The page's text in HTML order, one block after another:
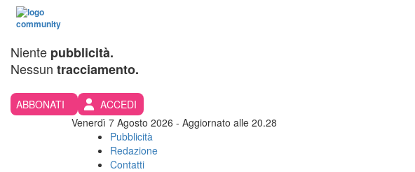
Niente pubblicità.
Nessun tracciamento.
ABBONATI
ACCEDI
Venerdì 7 Agosto 2026 - Aggiornato alle 20.28
Pubblicità
Redazione
Contatti